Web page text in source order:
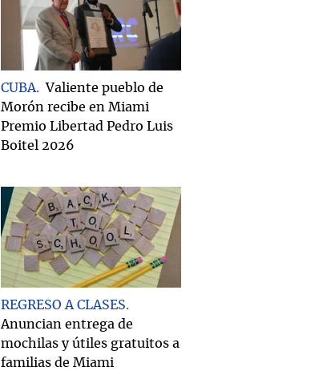
CUBA
Valiente pueblo de
Morón recibe en Miami
Premio Libertad Pedro Luis
Boitel 2026
REGRESO A CLASES
Anuncian entrega de
mochilas y útiles gratuitos a
familias de Miami